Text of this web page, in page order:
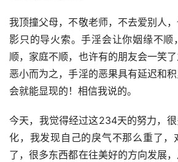
我顶撞父母，不敬老师，不去爱别人
影只的导火索。手淫会让你姻缘不顺
顺，家庭不顺，也许有的朋友会一笑
恶小而为之，手淫的恶果具有延迟和
会就能显现的！相信我说的。
今天，我觉得经过这234天的努力，
化，我发现自己的戾气不那么重了，
了，很多东西都在往美好的方向发展